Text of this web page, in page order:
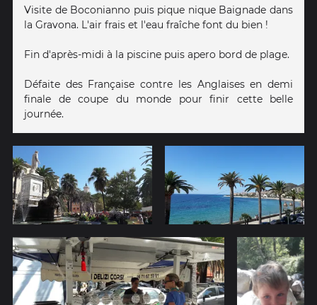
Visite de Boconianno puis pique nique Baignade dans
la Gravona. L'air frais et l'eau fraîche font du bien !
Fin d'après-midi à la piscine puis apero bord de plage.
Défaite des Française contre les Anglaises en demi
finale de coupe du monde pour finir cette belle
journée.